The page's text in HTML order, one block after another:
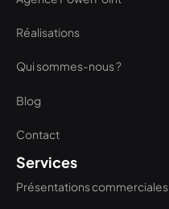
Réalisations
Qui sommes-nous ?
Blog
Contact
Services
Présentations commerciales